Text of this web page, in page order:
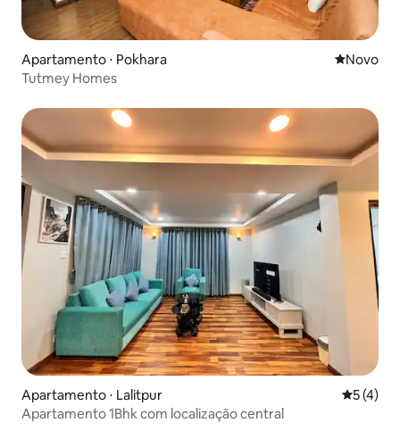
Apartamento ⋅ Pokhara Novo
Novo
Tutmey Homes
Apartamento ⋅ Lalitpur 5 de
5 (4)
Apartamento 1Bhk com localização central